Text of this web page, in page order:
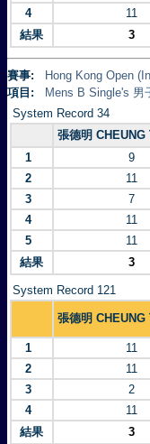
4
11
結果
3
賽事:
Hong Kong Open
項目:
Mens B Single's 男
System Record 34
張德明 CHEUNG
1
9
2
11
3
7
4
11
5
11
結果
3
System Record 121
張德明 CHEUNG
1
11
2
11
3
2
4
11
結果
3